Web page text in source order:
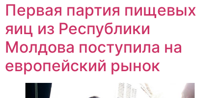
Первая партия пищевых
яиц из Республики
Молдова поступила на
европейский рынок